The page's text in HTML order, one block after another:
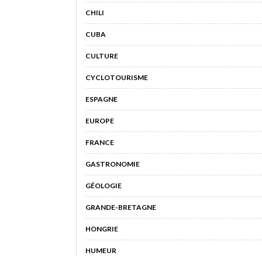
CHILI
CUBA
CULTURE
CYCLOTOURISME
ESPAGNE
EUROPE
FRANCE
GASTRONOMIE
GÉOLOGIE
GRANDE-BRETAGNE
HONGRIE
HUMEUR